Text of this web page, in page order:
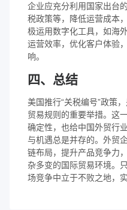
企业应充分利用国家出台
税政策等，降低运营成本
极运用数字化工具，如海
运营效率，优化客户体验
响。
四、总结
美国推行“关税编号”政策
贸易规则的重要举措。这
确定性，也给中国外贸行
与机遇总是并存的。外贸
链布局，提升产品竞争力
杂多变的国际贸易环境。
场竞争中立于不败之地，